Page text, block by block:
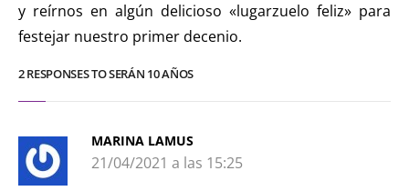
y reírnos en algún delicioso «lugarzuelo feliz» para
festejar nuestro primer decenio.
2 RESPONSES TO SERÁN 10 AÑOS
MARINA LAMUS
21/04/2021 a las 15:25